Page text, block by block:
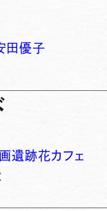
田優子
遺跡花カフェ